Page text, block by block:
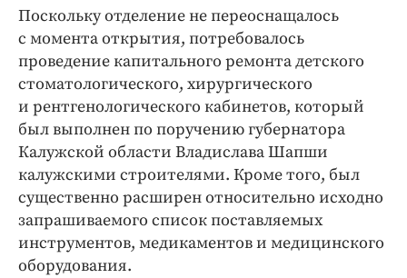
Поскольку отделение не переоснащалось
с момента открытия, потребовалось
проведение капитального ремонта детского
стоматологического, хирургического
и рентгенологического кабинетов, который
был выполнен по поручению губернатора
Калужской области Владислава Шапши
калужскими строителями. Кроме того, был
существенно расширен относительно исходно
запрашиваемого список поставляемых
инструментов, медикаментов и медицинского
оборудования.